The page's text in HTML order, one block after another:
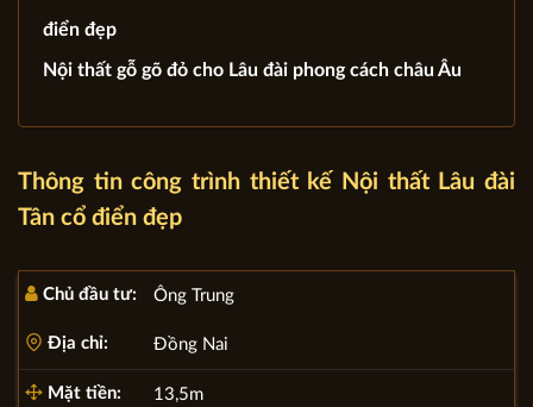
điển đẹp
Nội thất gỗ gõ đỏ cho Lâu đài phong cách châu Âu
Thông tin công trình thiết kế Nội thất Lâu đài
Tân cổ điển đẹp
Chủ đầu tư: Ông Trung
Địa chỉ: Đồng Nai
Mặt tiền: 13,5m